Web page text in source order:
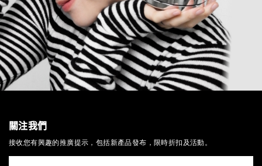
關注我們
接收您有興趣的推廣提示，包括新產品發布，限時折扣及活動。